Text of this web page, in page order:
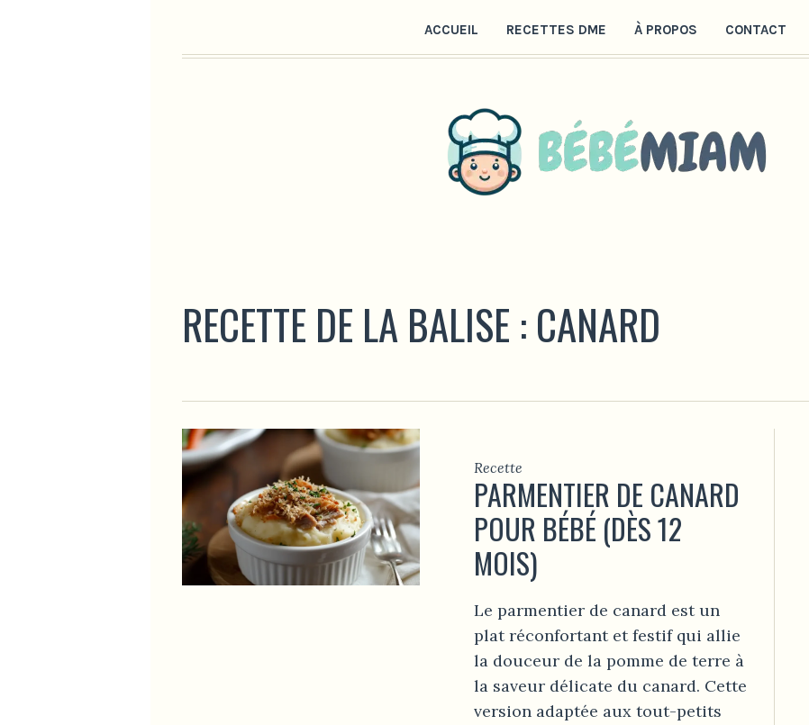
ACCUEIL RECETTES DME À PROPOS CONTACT
RECETTE DE LA BALISE :CANARD
Recette
PARMENTIER DE CANARD
POUR BÉBÉ (DÈS 12
MOIS)
Le parmentier de canard est un
plat réconfortant et festif qui allie
la douceur de la pomme de terre à
la saveur délicate du canard. Cette
version adaptée aux tout-petits